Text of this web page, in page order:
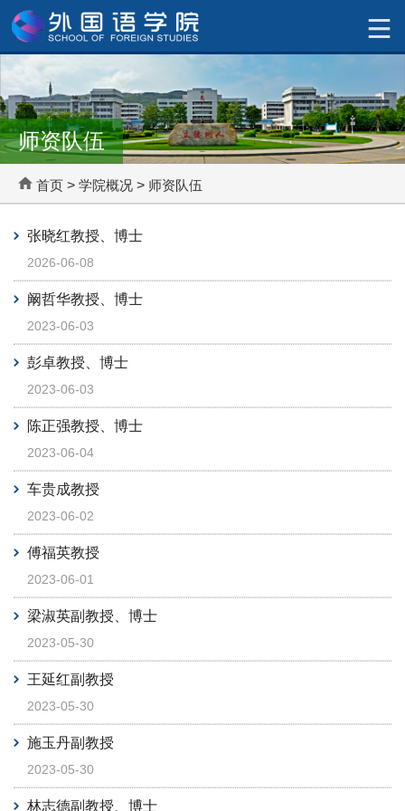
师资队伍
首页 > 学院概况 > 师资队伍
张晓红教授、博士
2026-06-08
阚哲华教授、博士
2023-06-03
彭卓教授、博士
2023-06-03
陈正强教授、博士
2023-06-04
车贵成教授
2023-06-02
傅福英教授
2023-06-01
梁淑英副教授、博士
2023-05-30
王延红副教授
2023-05-30
施玉丹副教授
2023-05-30
林志德副教授、博士